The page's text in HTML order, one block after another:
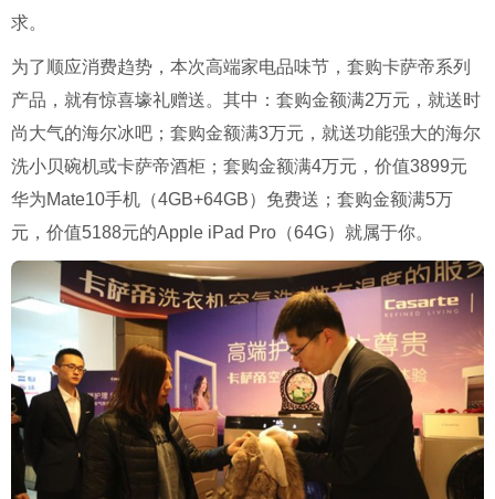
求。
为了顺应消费趋势，本次高端家电品味节，套购卡萨帝系列
产品，就有惊喜壕礼赠送。其中：套购金额满2万元，就送时
尚大气的海尔冰吧；套购金额满3万元，就送功能强大的海尔
洗小贝碗机或卡萨帝酒柜；套购金额满4万元，价值3899元
华为Mate10手机（4GB+64GB）免费送；套购金额满5万
元，价值5188元的Apple iPad Pro（64G）就属于你。